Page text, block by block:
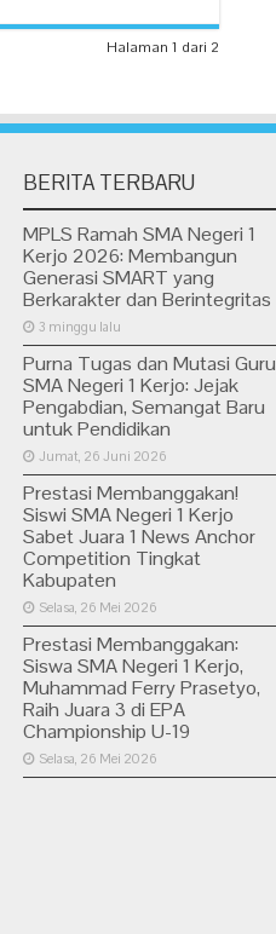
Halaman 1 dari 2
BERITA TERBARU
MPLS Ramah SMA Negeri 1
Kerjo 2026: Membangun
Generasi SMART yang
Berkarakter dan Berintegritas
3 minggu lalu
Purna Tugas dan Mutasi Guru
SMA Negeri 1 Kerjo: Jejak
Pengabdian, Semangat Baru
untuk Pendidikan
Jumat, 26 Juni 2026
Prestasi Membanggakan!
Siswi SMA Negeri 1 Kerjo
Sabet Juara 1 News Anchor
Competition Tingkat
Kabupaten
Selasa, 26 Mei 2026
Prestasi Membanggakan:
Siswa SMA Negeri 1 Kerjo,
Muhammad Ferry Prasetyo,
Raih Juara 3 di EPA
Championship U-19
Selasa, 26 Mei 2026